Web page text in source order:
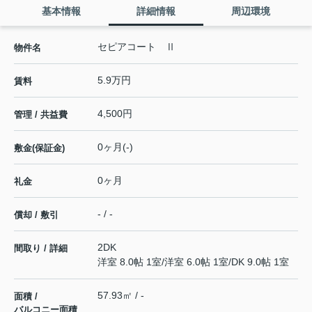
基本情報 詳細情報 周辺環境
物件名 セピアコート Ⅱ
賃料 5.9万円
管理 / 共益費 4,500円
敷金(保証金) 0ヶ月(-)
礼金 0ヶ月
償却 / 敷引 - / -
間取り / 詳細
2DK
洋室 8.0帖 1室/洋室 6.0帖 1室/DK 9.0帖 1室
面積 /
バルコニー面積
57.93㎡ / -